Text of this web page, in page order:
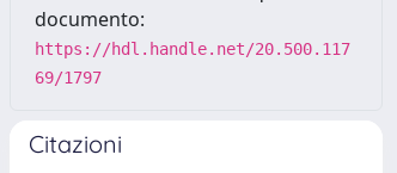
documento:
https://hdl.handle.net/20.500.117
69/1797
Citazioni